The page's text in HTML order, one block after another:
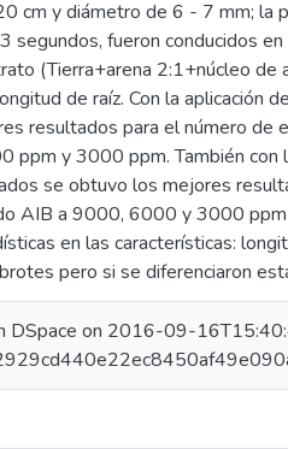
cm y diámetro de 6 - 7 mm; la
segundos, fueron conducidos
(Tierra+arena 2:1+núcleo
de raíz. Con la
resultados para el número de
ppm y 3000 ppm. También
se obtuvo los mejores
AIB a 9000, 6000 y 3000
en las características:
pero si se diferenciaron
DSpace on 2016-09-